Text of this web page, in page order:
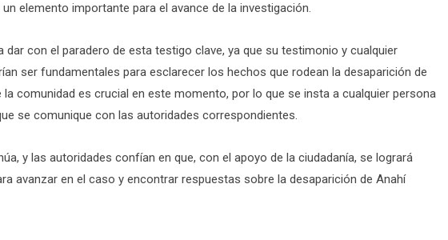
elemento importante para el avance de la investigación.
dar con el paradero de esta testigo clave, ya que su testimonio y cualquier
ser fundamentales para esclarecer los hechos que rodean la desaparición de
la comunidad es crucial en este momento, por lo que se insta a cualquier persona
se comunique con las autoridades correspondientes.
y las autoridades confían en que, con el apoyo de la ciudadanía, se logrará
avanzar en el caso y encontrar respuestas sobre la desaparición de Anahí